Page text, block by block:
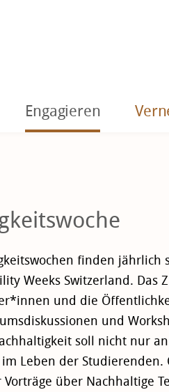
Engagieren
finden jährlich
Weeks Switzerland. Das
und die
und
soll nicht nur
Leben der
Vorträge über Nachhaltige